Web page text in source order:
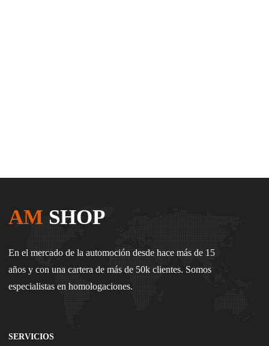
AM SHOP
En el mercado de la automoción desde hace más de 15
años y con una cartera de más de 50k clientes. Somos
especialistas en homologaciones.
SERVICIOS